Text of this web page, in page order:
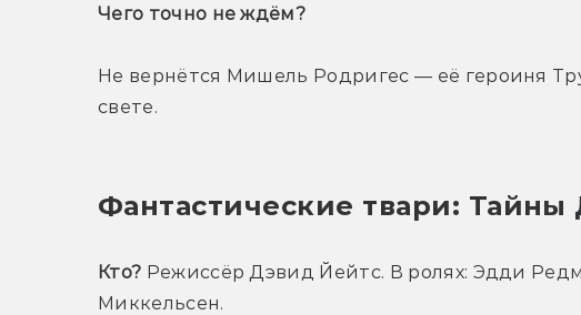
Чего точно не ждём?
Не вернётся Мишель Родригес — её героиня
свете.
Фантастические твари:
Кто? Режиссёр Дэвид Йейтс. В ролях: Эдди
Миккельсен.